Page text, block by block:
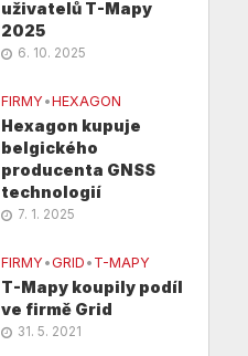
uživatelů T-Mapy
2025
6. 10. 2025
FIRMY •HEXAGON
Hexagon kupuje
belgického
producenta GNSS
technologií
7. 1. 2025
FIRMY •GRID • T-MAPY
T-Mapy koupily podíl
ve firmě Grid
31. 5. 2021